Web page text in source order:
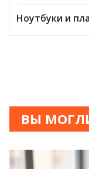
Ноутбуки и
ВЫ